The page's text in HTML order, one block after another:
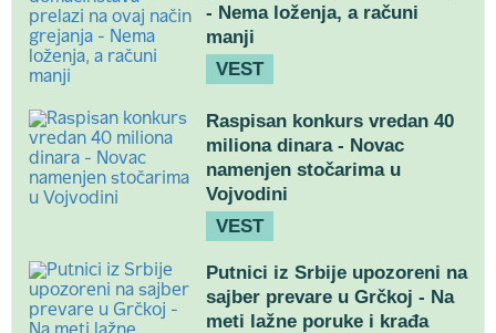
- Nema loženja, a računi
manji
VEST
Raspisan konkurs vredan 40
miliona dinara - Novac
namenjen stočarima u
Vojvodini
VEST
Putnici iz Srbije upozoreni na
sajber prevare u Grčkoj - Na
meti lažne poruke i krađa